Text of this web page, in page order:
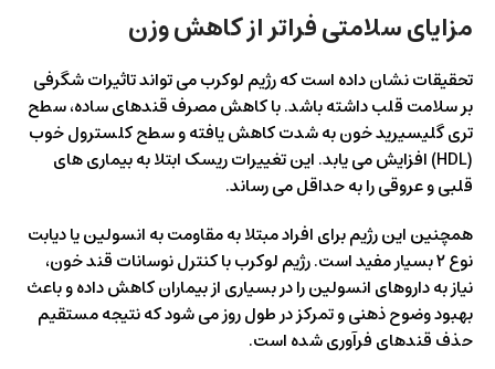
مزایای سلامتی فراتر از کاهش وزن
تحقیقات نشان داده است که رژیم لوکرب می تواند تاثیرات شگرفی
بر سلامت قلب داشته باشد. با کاهش مصرف قندهای ساده، سطح
تری گلیسیرید خون به شدت کاهش یافته و سطح کلسترول خوب
(HDL) افزایش می یابد. این تغییرات ریسک ابتلا به بیماری های
قلبی و عروقی را به حداقل می رساند.
همچنین این رژیم برای افراد مبتلا به مقاومت به انسولین یا دیابت
نوع ۲ بسیار مفید است. رژیم لوکرب با کنترل نوسانات قند خون،
نیاز به داروهای انسولین را در بسیاری از بیماران کاهش داده و باعث
بهبود وضوح ذهنی و تمرکز در طول روز می شود که نتیجه مستقیم
حذف قندهای فرآوری شده است.